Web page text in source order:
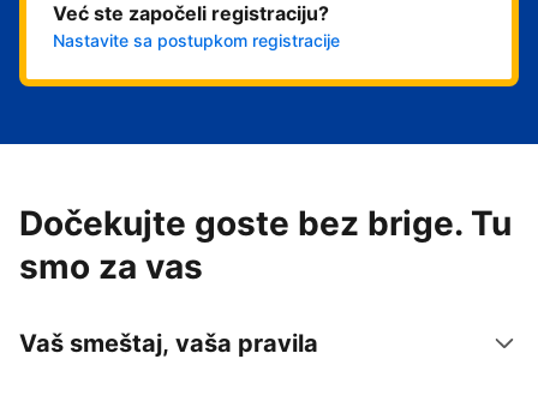
Već ste započeli registraciju?
Nastavite sa postupkom registracije
Dočekujte goste bez brige. Tu
smo za vas
Vaš smeštaj, vaša pravila